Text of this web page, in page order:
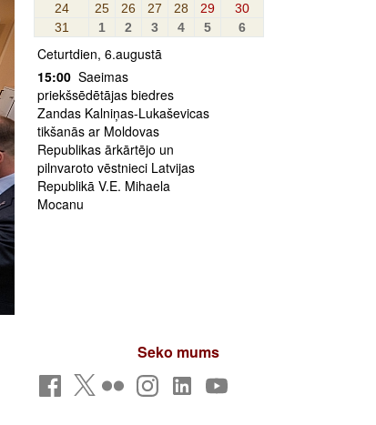
24
25 26 27 28 29
30
31
1 2 3 4 5 6
Ceturtdien, 6.augustā
15:00 Saeimas
priekšsēdētājas biedres
Zandas Kalniņas-Lukaševicas
tikšanās ar Moldovas
Republikas ārkārtējo un
pilnvaroto vēstnieci Latvijas
Republikā V.E. Mihaela
Mocanu
Seko mums